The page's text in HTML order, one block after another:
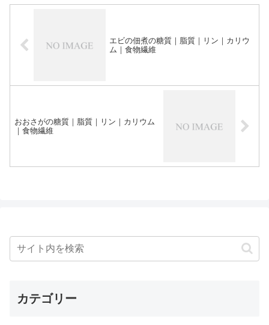
エビの佃煮の糖質｜脂質｜リン｜カリウ
ム｜食物繊維
おおさがの糖質｜脂質｜リン｜カリウム
｜食物繊維
カテゴリー